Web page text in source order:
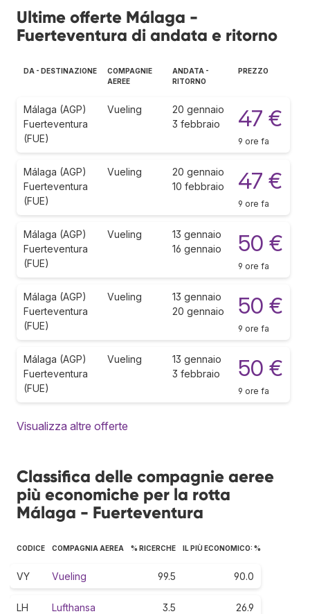
Ultime offerte Málaga -
Fuerteventura di andata e ritorno
DA - DESTINAZIONE
COMPAGNIE
AEREE
ANDATA -
RITORNO
PREZZO
Málaga (AGP)
Fuerteventura
(FUE)
Vueling
20 gennaio
3 febbraio
47 €
9 ore fa
Málaga (AGP)
Fuerteventura
(FUE)
Vueling
20 gennaio
10 febbraio
47 €
9 ore fa
Málaga (AGP)
Fuerteventura
(FUE)
Vueling
13 gennaio
16 gennaio
50 €
9 ore fa
Málaga (AGP)
Fuerteventura
(FUE)
Vueling
13 gennaio
20 gennaio
50 €
9 ore fa
Málaga (AGP)
Fuerteventura
(FUE)
Vueling
13 gennaio
3 febbraio
50 €
9 ore fa
Visualizza altre offerte
Classifica delle compagnie aeree
più economiche per la rotta
Málaga - Fuerteventura
CODICE COMPAGNIA AEREA % RICERCHE IL PIÙ ECONOMICO: %
VY Vueling 99.5 90.0
LH Lufthansa 3.5 26.9